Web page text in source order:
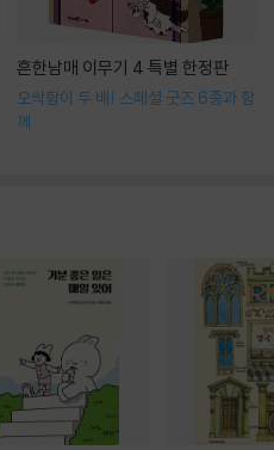
흔한남매 이무기 4 특별 한정판
오싹함이 두 배! 스페셜 굿즈 6종과 함
께